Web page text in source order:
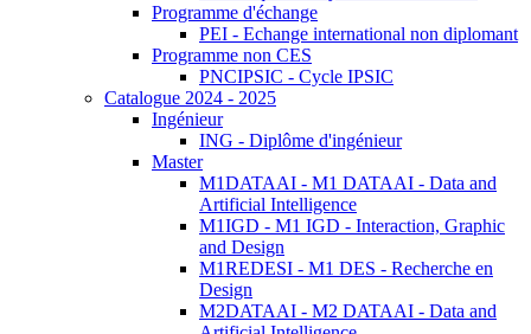
Programme d'échange
PEI - Echange international non diplomant
Programme non CES
PNCIPSIC - Cycle IPSIC
Catalogue 2024 - 2025
Ingénieur
ING - Diplôme d'ingénieur
Master
M1DATAAI - M1 DATAAI - Data and
Artificial Intelligence
M1IGD - M1 IGD - Interaction, Graphic
and Design
M1REDESI - M1 DES - Recherche en
Design
M2DATAAI - M2 DATAAI - Data and